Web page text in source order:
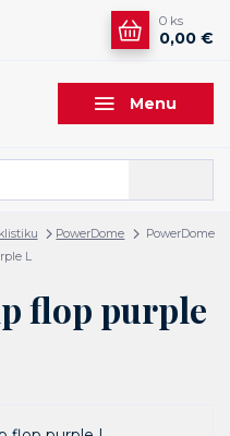
Menu
0 ks
0,00 €
PowerDome
PowerDome
L
flop purple